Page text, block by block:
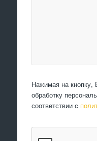
Нажимая на кнопку,
обработку
соответствии с